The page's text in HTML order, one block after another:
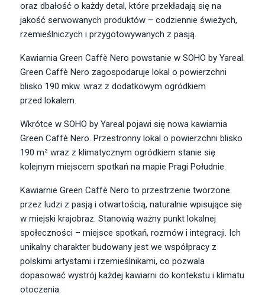
oraz dbałość o każdy detal, które przekładają się na
jakość serwowanych produktów – codziennie świeżych,
rzemieślniczych i przygotowywanych z pasją.
Kawiarnia Green Caffè Nero powstanie w SOHO by Yareal.
Green Caffè Nero zagospodaruje lokal o powierzchni
blisko 190 mkw. wraz z dodatkowym ogródkiem
przed lokalem.
Wkrótce w SOHO by Yareal pojawi się nowa kawiarnia
Green Caffè Nero. Przestronny lokal o powierzchni blisko
190 m² wraz z klimatycznym ogródkiem stanie się
kolejnym miejscem spotkań na mapie Pragi Południe.
Kawiarnie Green Caffè Nero to przestrzenie tworzone
przez ludzi z pasją i otwartością, naturalnie wpisujące się
w miejski krajobraz. Stanowią ważny punkt lokalnej
społeczności – miejsce spotkań, rozmów i integracji. Ich
unikalny charakter budowany jest we współpracy z
polskimi artystami i rzemieślnikami, co pozwala
dopasować wystrój każdej kawiarni do kontekstu i klimatu
otoczenia.